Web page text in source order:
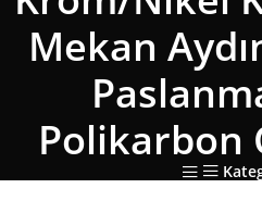
Mekan
Polikarbon